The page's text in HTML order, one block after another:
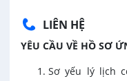
LIÊN HỆ
YÊU CẦU VỀ HỒ SƠ
Sơ yếu lý lịch